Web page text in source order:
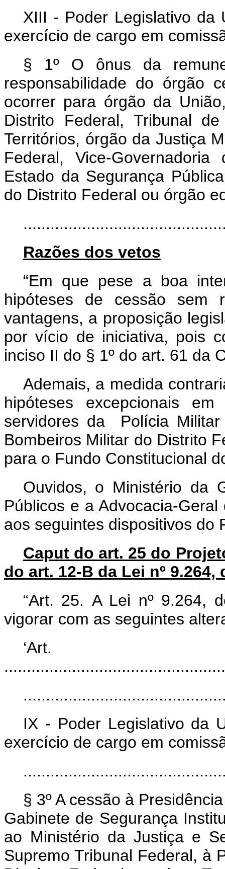
XIII - Poder Legislativo da
exercício de cargo em
§ 1º O ônus da
responsabilidade do órgão
ocorrer para órgão da
Distrito Federal, Tribunal
Territórios, órgão da Justiça
Federal, Vice-
Estado da Segurança
do Distrito Federal ou órgão
Razões dos vetos
“Em que pese a boa
hipóteses de cessão sem
vantagens, a proposição
por vício de iniciativa, pois
inciso II do § 1º do art. 61 da
Ademais, a medida
hipóteses excepcionais
servidores da Polícia
Bombeiros Militar do Distrito
para o Fundo Constitucional
Ouvidos, o Ministério da
Públicos e a Advocacia-
aos seguintes dispositivos do
Caput do art. 25 do
do art. 12-B da Lei nº
“Art. 25. A Lei nº 9.264,
vigorar com as seguintes
IX - Poder Legislativo da
exercício de cargo em
§ 3º A cessão à
Gabinete de Segurança
ao Ministério da Justiça e
Supremo Tribunal Federal, à